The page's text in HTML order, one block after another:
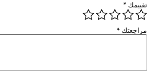
تقييمك *
مراجعتك *